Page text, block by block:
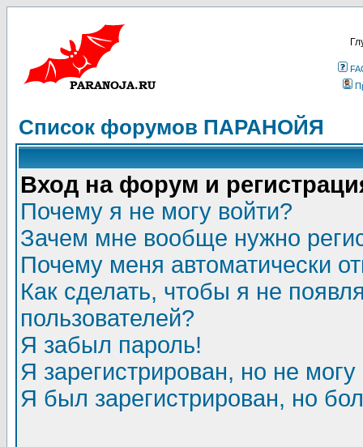
Список форумов ПАРАНОЙЯ
Вход на форум и
Почему я не могу войти?
Зачем мне вообще нужно
Почему меня автоматически
Как сделать, чтобы я не
пользователей?
Я забыл пароль!
Я зарегистрирован, но не могу
Я был зарегистрирован, но